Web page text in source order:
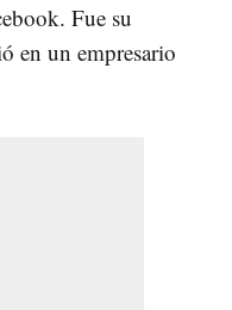
Fue su
en un empresario